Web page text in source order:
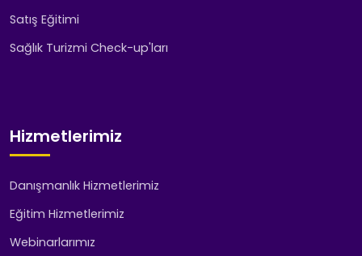
Satış Eğitimi
Sağlık Turizmi Check-up'ları
Hizmetlerimiz
Danışmanlık Hizmetlerimiz
Eğitim Hizmetlerimiz
Webinarlarımız